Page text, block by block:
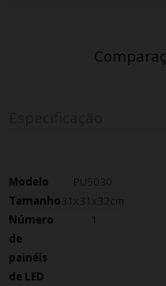
Modelo
PU5030
Tamanho 31x31x32cm
Número
de
painéis
de LED
1